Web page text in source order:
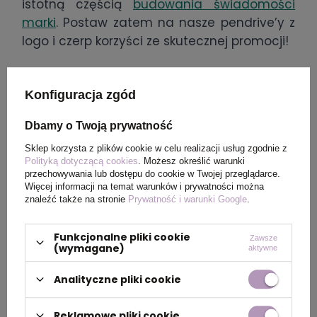
istotną częścią
budowania świadomości
marki. Postaw zatem na nasze pendrive’y z
logo i czerp korzyści ze skutecznej promocji!
Trwały i elegancki pendrive z
nadrukiem firmowym od
hellogadzet
Wszystkie nasze USB z logo firmy wyróżnia
połączenie wysokiej jakości wykonania z
przyjemnym dla oka designem. To możliwe
przede wszystkim dzięki użyciu materiałów
doskonałej klasy, zachowaniu szczególnej
uwagi i dbałości o detale. Zakupy w
hellogadzet są gwarancją uzyskania
wytrzymałych gadżetów o estetycznym
wyglądzie. Na uwagę zasługują też
Konfiguracja zgód
Dbamy o Twoją prywatność
Sklep korzysta z plików cookie w celu realizacji usług zgodnie z
Polityką dotyczącą cookies . Możesz określić warunki
przechowywania lub dostępu do cookie w Twojej przeglądarce.
Więcej informacji na temat warunków i prywatności można
znaleźć także na stronie Prywatność i warunki Google
Funkcjonalne pliki cookie
(wymagane)
Zawsze
aktywne
Analityczne pliki cookie